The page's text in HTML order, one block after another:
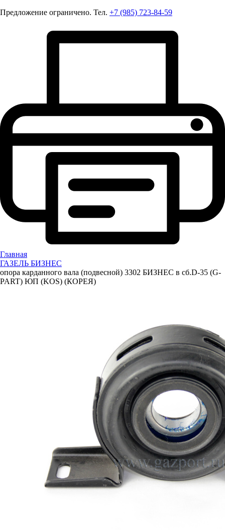
Предложение ограничено. Тел. +7 (985) 723-84-59
Главная
ГАЗЕЛЬ БИЗНЕС
опора карданного вала (подвесной) 3302 БИЗНЕС в сб.D-35 (G-
PART) ЮП (KOS) (КОРЕЯ)